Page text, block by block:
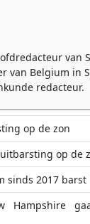
van
van Belgium in
redacteur.
op de zon
op de
sinds 2017 barst
Hampshire